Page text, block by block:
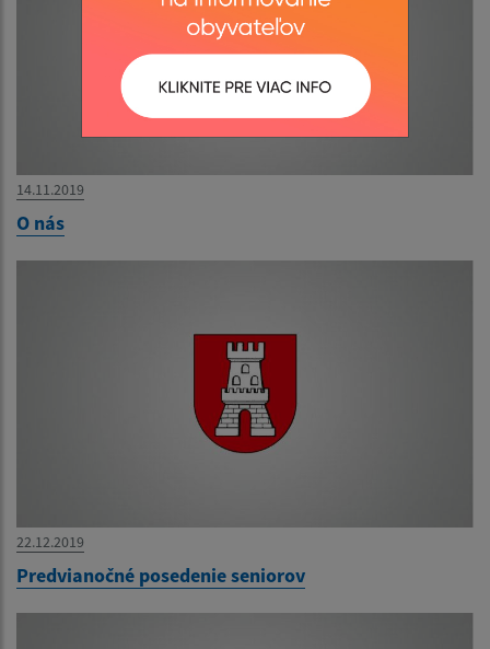
14.11.2019
O nás
22.12.2019
Predvianočné posedenie seniorov